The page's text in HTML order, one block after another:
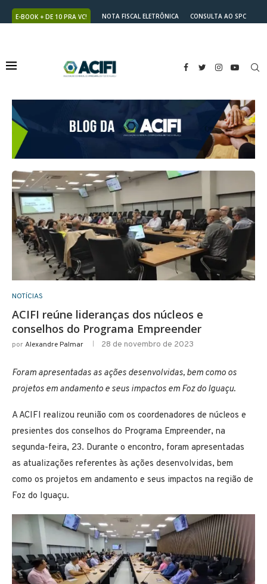
E-BOOK + DE 10 PRA VC! NOTA FISCAL ELETRÔNICA
CONSULTA AO SPC
NOTÍCIAS
ACIFI reúne lideranças dos núcleos e
conselhos do Programa Empreender
porAlexandre Palmar 28 de novembro de 2023
Foram apresentadas as ações desenvolvidas, bem como os
projetos em andamento e seus impactos em Foz do Iguaçu.
A ACIFI realizou reunião com os coordenadores de núcleos e
presientes dos conselhos do Programa Empreender, na
segunda-feira, 23. Durante o encontro, foram apresentadas
as atualizações referentes às ações desenvolvidas, bem
como os projetos em andamento e seus impactos na região de
Foz do Iguaçu.